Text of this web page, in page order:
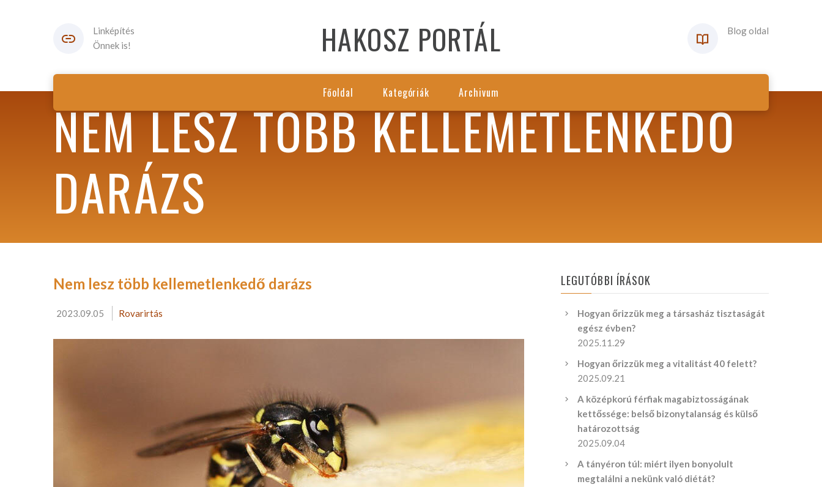
Linképítés
Önnek is!
HAKOSZ PORTÁL Blog oldal
Főoldal Kategóriák Archivum
NEM LESZ TÖBB KELLEMETLENKEDŐ
DARÁZS
Nem lesz több kellemetlenkedő darázs
2023.09.05 Rovarirtás
LEGUTÓBBI ÍRÁSOK
Hogyan őrizzük meg a társasház tisztaságát
egész évben?
2025.11.29
Hogyan őrizzük meg a vitalitást 40 felett?
2025.09.21
A középkorú férfiak magabiztosságának
kettőssége: belső bizonytalanság és külső
határozottság
2025.09.04
A tányéron túl: miért ilyen bonyolult
megtalálni a nekünk való diétát?